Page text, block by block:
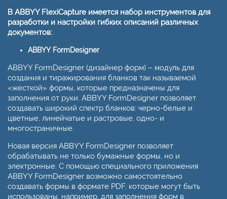
В ABBYY FlexiCapture имеется набор инструментов для
разработки и настройки гибких описаний различных
документов:
ABBYY FormDesigner
ABBYY FormDesigner (дизайнер форм) – модуль для
создания и тиражирования бланков так называемой
«жесткой» формы, которые предназначены для
заполнения от руки. ABBYY FormDesigner позволяет
создавать широкий спектр бланков: черно-белые и
цветные, линейчатые и растровые, одно- и
многостраничные.
Новая версия ABBYY FormDesigner позволяет
обрабатывать не только бумажные формы, но и
электронные. С помощью специального приложения
ABBYY FormDesigner возможно самостоятельно
создавать формы в формате PDF, которые могут быть
использованы, например, для заполнения форм в